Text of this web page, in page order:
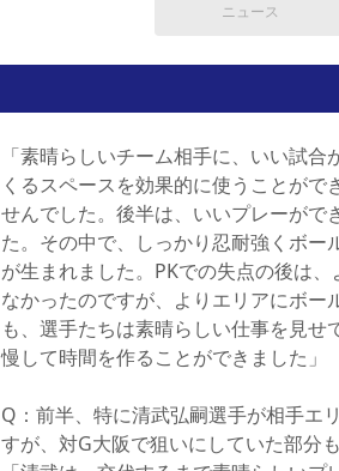
ニュース
「素晴らしいチーム相手に、いい試
くるスペースを効果的に使うことが
せんでした。後半は、いいプレーがで
た。その中で、しっかり忍耐強くボ
が生まれました。PKでの失点の後は
なかったのですが、よりエリアにボ
も、選手たちは素晴らしい仕事を見
慢して時間を作ることができました」
Q：前半、特に清武弘嗣選手が相手エ
すが、対G大阪で狙いにしていた部分